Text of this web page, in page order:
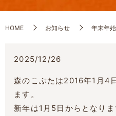
HOME お知らせ 年末年
2025/12/26
森のこぶたは2016年1月4
ます。
新年は1月5日からとなり